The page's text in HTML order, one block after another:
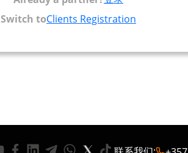
Switch toClients Registration